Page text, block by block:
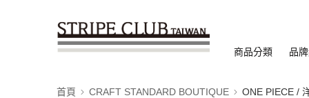
商品分類 品
首頁 CRAFT STANDARD BOUTIQUE ONE PIECE /